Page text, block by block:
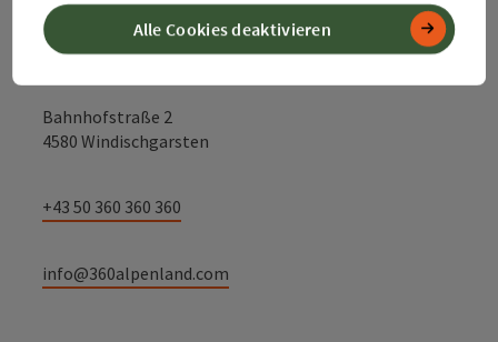
Alpenland Tourismus GmbH
Bahnhofstraße 2
4580 Windischgarsten
+43 50 360 360 360
info@360alpenland.com
Alle Cookies deaktivieren